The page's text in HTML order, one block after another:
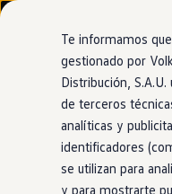
Ir
directamente
al contenido
Ir
directamente
al pie de
página
Nuevo ID. Cross
Vehículos
Compra y ofertas
Volkswagen
Volkswagen de
Financiación
My Renting
My Way
Seguros
Empresas
Te informamos
gestionado por
Distribución,
de terceros
analíticas y
identificadores
se utilizan para
y para mostrarte